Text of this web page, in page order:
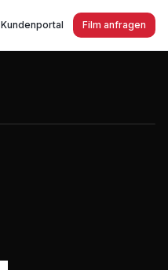
Kundenportal Film anfragen